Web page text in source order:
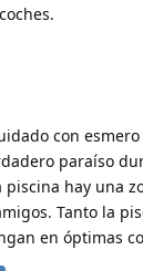
con
paraíso
hay una
Tanto la
en óptimas